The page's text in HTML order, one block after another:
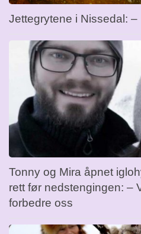
Jettegrytene i Nissedal: –
Tonny og Mira åpnet
rett før nedstengingen: –
forbedre oss